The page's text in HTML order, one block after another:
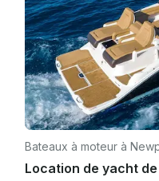
Bateaux à moteur à